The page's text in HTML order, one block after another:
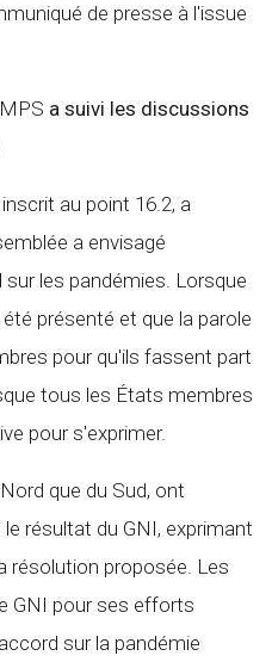
de presse à l'issue
MPS a suivi les discussions
au point 16.2, a
a envisagé
les pandémies. Lorsque
présenté et que la parole
pour qu'ils fassent part
tous les États membres
pour s'exprimer.
que du Sud, ont
résultat du GNI, exprimant
résolution proposée. Les
GNI pour ses efforts
sur la pandémie